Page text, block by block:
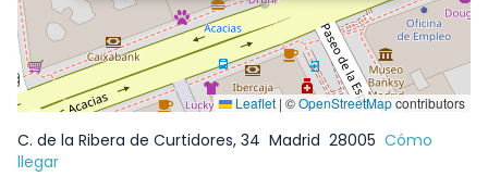
Leaflet | ©OpenStreetMapcontributors
C. de la Ribera de Curtidores, 34 Madrid 28005 Cómo
llegar